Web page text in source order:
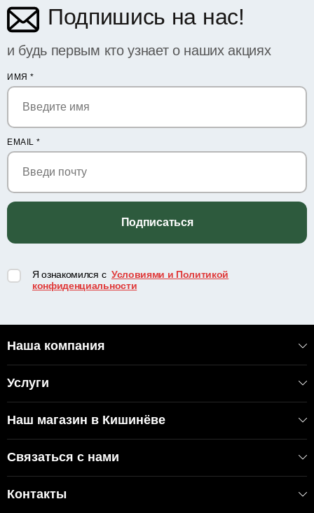
Подпишись на нас!
и будь первым кто узнает о наших акциях
ИМЯ *
EMAIL *
Подписаться
Я ознакомился с Условиями и Политикой
конфиденциальности
Наша компания
Услуги
Наш магазин в Кишинёве
Связаться с нами
Контакты